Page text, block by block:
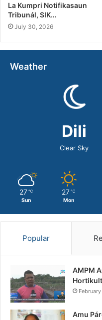
La Kumpri Notifikasaun
Tribunál, SIK…
July 30, 2026
Weather
Dili
Clear Sky
27 ℃
Sun
27 ℃
Mon
Popular
AMPM
Amu